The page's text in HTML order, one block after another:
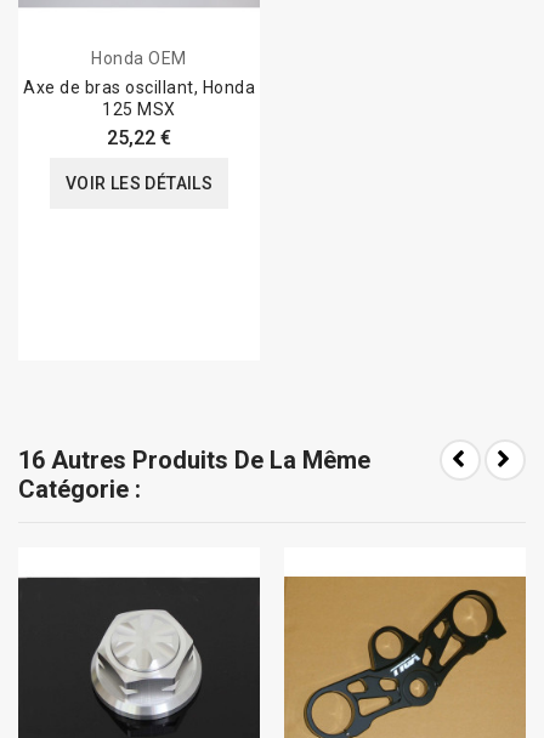
Honda OEM
Axe de bras oscillant, Honda
125 MSX
25,22 €
VOIR LES DÉTAILS
16 Autres Produits De La Même
Catégorie :